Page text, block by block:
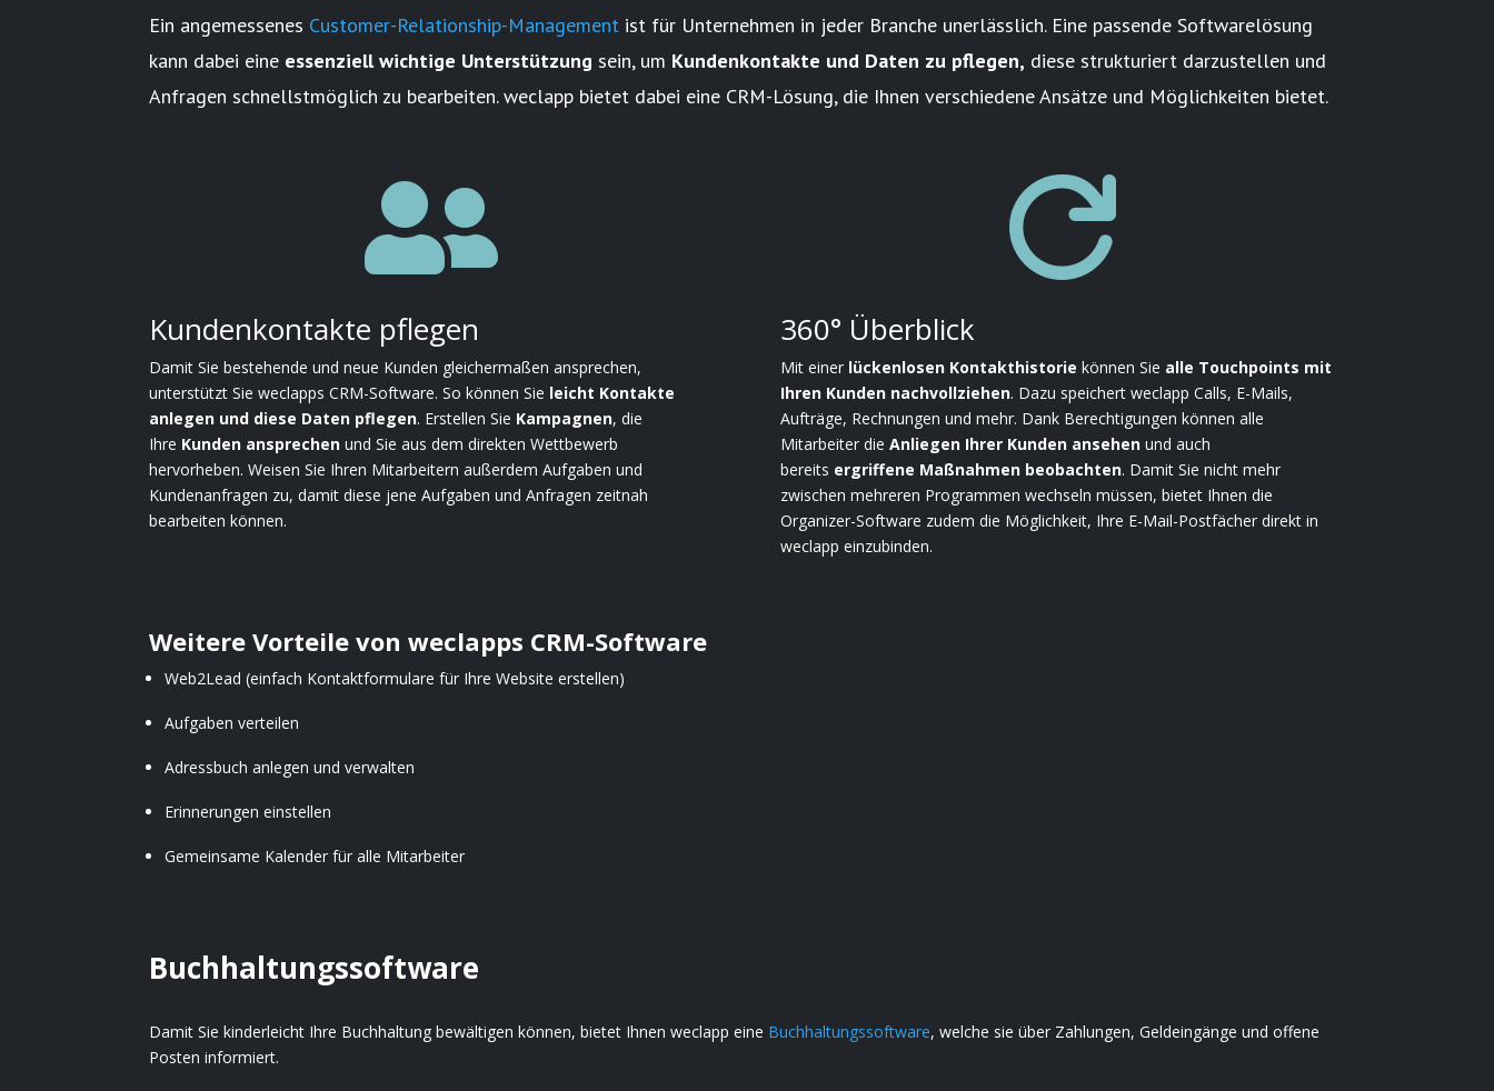
Ein angemessenes Customer-Relationship-Management ist für Unternehmen in jeder Branche unerlässlich. Eine passende Softwarelösung
kann dabei eine essenziell wichtige Unterstützung sein, um Kundenkontakte und Daten zu pflegen, diese strukturiert darzustellen und
Anfragen schnellstmöglich zu bearbeiten. weclapp bietet dabei eine CRM-Lösung, die Ihnen verschiedene Ansätze und Möglichkeiten bietet.

Kundenkontakte pflegen
Damit Sie bestehende und neue Kunden gleichermaßen ansprechen,
unterstützt Sie weclapps CRM-Software. So können Sie leicht Kontakte
anlegen und diese Daten pflegen. Erstellen Sie Kampagnen, die
Ihre Kunden ansprechen und Sie aus dem direkten Wettbewerb
hervorheben. Weisen Sie Ihren Mitarbeitern außerdem Aufgaben und
Kundenanfragen zu, damit diese jene Aufgaben und Anfragen zeitnah
bearbeiten können.

360° Überblick
Mit einer lückenlosen Kontakthistorie können Sie alle Touchpoints mit
Ihren Kunden nachvollziehen. Dazu speichert weclapp Calls, E-Mails,
Aufträge, Rechnungen und mehr. Dank Berechtigungen können alle
Mitarbeiter die Anliegen Ihrer Kunden ansehenund auch
bereits ergriffene Maßnahmen beobachten. Damit Sie nicht mehr
zwischen mehreren Programmen wechseln müssen, bietet Ihnen die
Organizer-Software zudem die Möglichkeit, Ihre E-Mail-Postfächer direkt in
weclapp einzubinden.
Weitere Vorteile von weclapps CRM-Software
Web2Lead (einfach Kontaktformulare für Ihre Website erstellen)
Aufgaben verteilen
Adressbuch anlegen und verwalten
Erinnerungen einstellen
Gemeinsame Kalender für alle Mitarbeiter
Buchhaltungssoftware
Damit Sie kinderleicht Ihre Buchhaltung bewältigen können, bietet Ihnen weclapp eine Buchhaltungssoftware, welche sie über Zahlungen, Geldeingänge und offene
Posten informiert.